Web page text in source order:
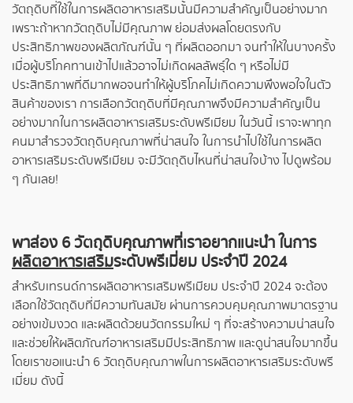
วัตถุดิบที่ใช้ในการผลิตอาหารเสริมนั้นมีความสำคัญเป็นอย่างมาก
เพราะถ้าหากวัตถุดิบไม่มีคุณภาพ ย่อมส่งผลโดยตรงกับ
ประสิทธิภาพของผลิตภัณฑ์นั้น ๆ ที่ผลิตออกมา จนทำให้ในบางครั้ง
เมื่อผู้บริโภคทานเข้าไปแล้วอาจไม่เกิดผลลัพธุ์ใด ๆ หรือไม่มี
ประสิทธิภาพที่ดีมากพอจนทำให้ผู้บริโภคไม่เกิดความพึงพอใจในตัว
สินค้าของเรา การเลือกวัตถุดิบที่มีคุณภาพจึงมีความสำคัญเป็น
อย่างมากในการผลิตอาหารเสริมระดับพรีเมียม ในวันนี้ เราจะพาทุก
คนมาสำรวจวัตถุดิบคุณภาพที่น่าสนใจ ในการนำไปใช้ในการผลิต
อาหารเสริมระดับพรีเมียม จะมีวัตถุดิบไหนที่น่าสนใจบ้าง ไปดูพร้อม
ๆ กันเลย!
พาส่อง 6 วัตถุดิบคุณภาพที่เราอยากแนะนำ ในการ
ผลิตอาหารเสริมระดับพรีเมี่ยม ประจำปี 2024
สำหรับเทรนด์การผลิตอาหารเสริมพรีเมียม ประจำปี 2024 จะต้อง
เลือกใช้วัตถุดิบที่มีความทันสมัย ผ่านการควบคุมคุณภาพมาตรฐาน
อย่างเข้มงวด และผลิตด้วยนวัตกรรมใหม่ ๆ ที่จะสร้างความน่าสนใจ
และช่วยให้ผลิตภัณฑ์อาหารเสริมมีประสิทธิภาพ และดูน่าสนใจมากขึ้น
โดยเราขอแนะนำ 6 วัตถุดิบคุณภาพในการผลิตอาหารเสริมระดับพรี
เมี่ยม ดังนี้